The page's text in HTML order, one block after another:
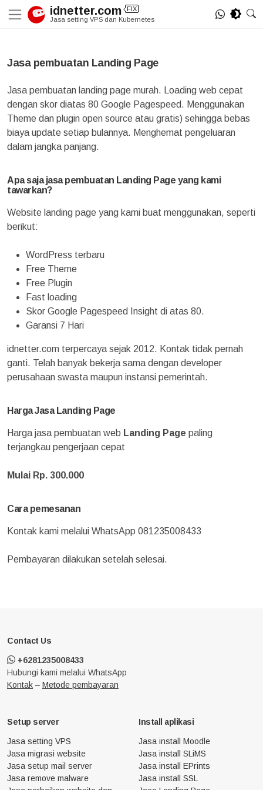
idnetter.com FIX
Jasa setting VPS dan Kubernetes
Jasa pembuatan Landing Page
Jasa pembuatan landing page murah. Loading web cepat
dengan skor diatas 80 Google Pagespeed. Menggunakan
Theme dan plugin open source atau gratis) sehingga bebas
biaya update setiap bulannya. Menghemat pengeluaran
dalam jangka panjang.
Apa saja jasa pembuatan Landing Page yang kami
tawarkan?
Website landing page yang kami buat menggunakan, seperti
berikut:
WordPress terbaru
Free Theme
Free Plugin
Fast loading
Skor Google Pagespeed Insight di atas 80.
Garansi 7 Hari
idnetter.com terpercaya sejak 2012. Kontak tidak pernah
ganti. Telah banyak bekerja sama dengan developer
perusahaan swasta maupun instansi pemerintah.
Harga Jasa Landing Page
Harga jasa pembuatan web Landing Page paling
terjangkau pengerjaan cepat
Mulai Rp. 300.000
Cara pemesanan
Kontak kami melalui WhatsApp 081235008433
Pembayaran dilakukan setelah selesai.
Contact Us
+6281235008433
Hubungi kami melalui WhatsApp
Kontak – Metode pembayaran
Setup server
Jasa setting VPS
Jasa migrasi website
Jasa setup mail server
Jasa remove malware
Install aplikasi
Jasa install Moodle
Jasa install SLiMS
Jasa install EPrints
Jasa install SSL